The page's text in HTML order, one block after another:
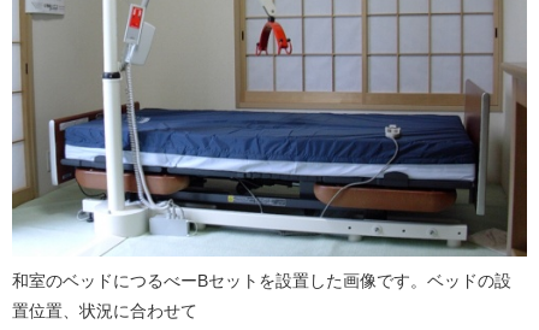
和室のベッドにつるべーBセットを設置した画像です。ベッドの設
置位置、状況に合わせて